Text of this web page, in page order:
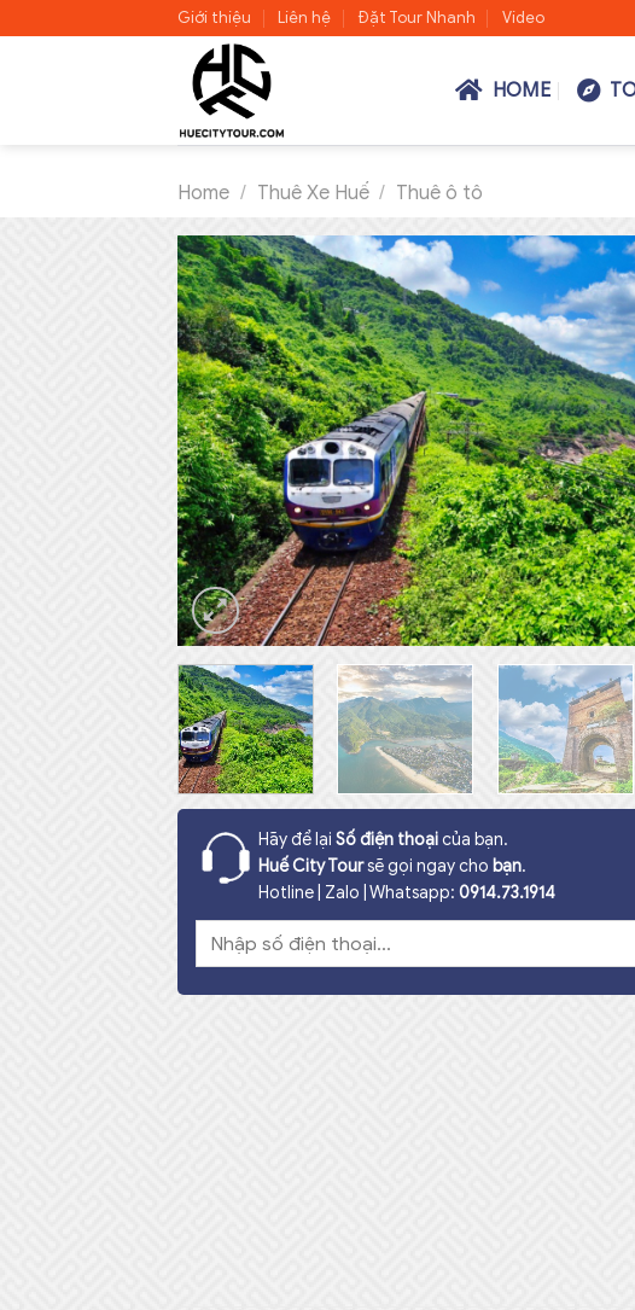
to
Giới thiệu Liên hệ Đặt Tour Nhanh Video
HOME
Home / Thuê Xe Huế / Thuê ô tô
Hãy để lại Số điện thoại của bạn.
Huế City Toursẽ gọi ngay cho bạn.
Hotline | Zalo | Whatsapp: 0914.73.1914